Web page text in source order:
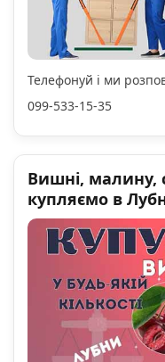
Телефонуй і ми
099-533-15-35
Вишні, малину,
купляємо в